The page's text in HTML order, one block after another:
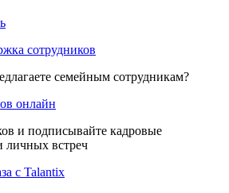
сотрудников
семейным сотрудникам?
онлайн
и подписывайте кадровые
личных встреч
с Talantix